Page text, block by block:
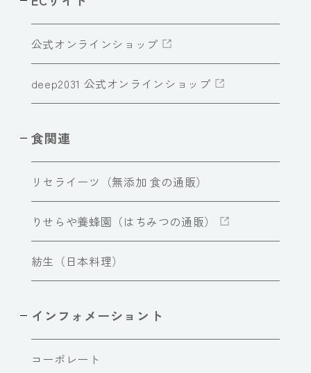
公式オンラインショップ
deep2031 公式オンラインショップ
食関連
リセライーツ（無添加 食の通販）
りせらや養蜂園（はちみつの通販）
紡生（日本料理）
インフォメーショント
コーポレート